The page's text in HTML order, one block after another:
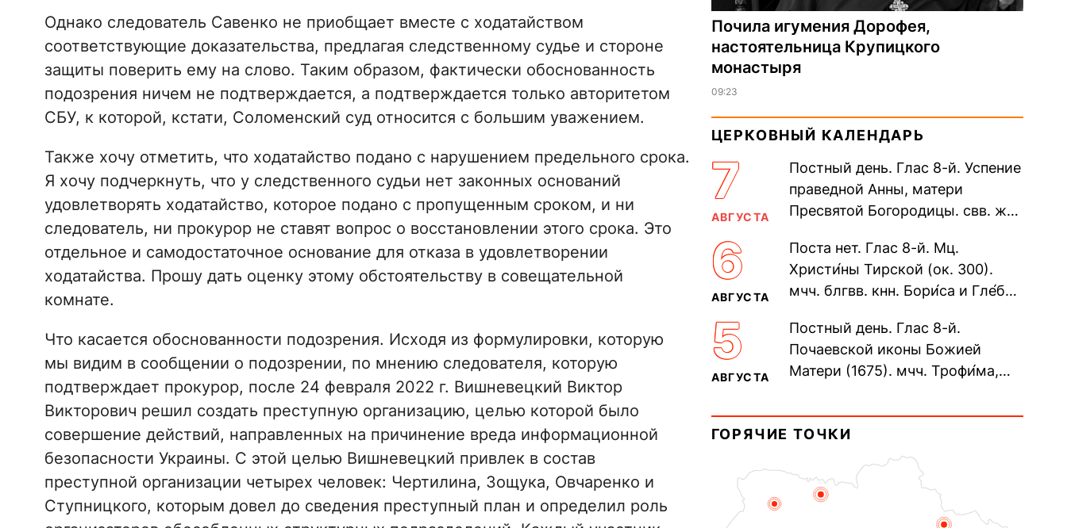
Однако следователь Савенко не приобщает вместе с ходатайством
соответствующие доказательства, предлагая следственному судье и стороне
защиты поверить ему на слово. Таким образом, фактически обоснованность
подозрения ничем не подтверждается, а подтверждается только авторитетом
СБУ, к которой, кстати, Соломенский суд относится с большим уважением.
Также хочу отметить, что ходатайство подано с нарушением предельного срока.
Я хочу подчеркнуть, что у следственного судьи нет законных оснований
удовлетворять ходатайство, которое подано с пропущенным сроком, и ни
следователь, ни прокурор не ставят вопрос о восстановлении этого срока. Это
отдельное и самодостаточное основание для отказа в удовлетворении
ходатайства. Прошу дать оценку этому обстоятельству в совещательной
комнате.
Что касается обоснованности подозрения. Исходя из формулировки, которую
мы видим в сообщении о подозрении, по мнению следователя, которую
подтверждает прокурор, после 24 февраля 2022 г. Вишневецкий Виктор
Викторович решил создать преступную организацию, целью которой было
совершение действий, направленных на причинение вреда информационной
безопасности Украины. С этой целью Вишневецкий привлек в состав
преступной организации четырех человек: Чертилина, Зощука, Овчаренко и
Ступницкого, которым довел до сведения преступный план и определил роль
Почила игумения Дорофея,
настоятельница Крупицкого
монастыря
09:23
ЦЕРКОВНЫЙ КАЛЕНДАРЬ
7
АВГУСТА
Постный день. Глас 8-й. Успение
праведной Анны, матери
Пресвятой Богородицы. свв. жен
прп. Евпракси́и девы,...
6
АВГУСТА
Поста нет. Глас 8-й. Мц.
Христи́ны Тирской (ок. 300).
мчч. блгвв. кнн. Бори́са и Гле́ба,
Дави́да (1015). Прп....
5
АВГУСТА
Постный день. Глас 8-й.
Почаевской иконы Божией
Матери (1675). мчч. Трофи́ма,
мучеников (284–305). прав.
воина Фео́дора...
ГОРЯЧИЕ ТОЧКИ